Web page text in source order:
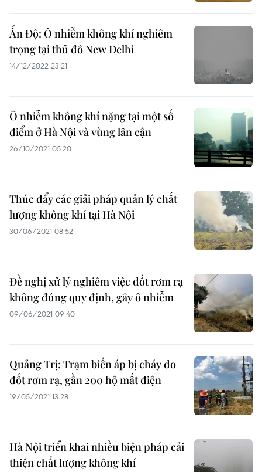
Ấn Độ: Ô nhiễm không khí nghiêm
trọng tại thủ đô New Delhi
14/12/2022 23:21
Ô nhiễm không khí nặng tại một số
điểm ở Hà Nội và vùng lân cận
26/10/2021 05:20
Thúc đẩy các giải pháp quản lý chất
lượng không khí tại Hà Nội
30/06/2021 08:52
Đề nghị xử lý nghiêm việc đốt rơm rạ
không đúng quy định, gây ô nhiễm
09/06/2021 09:40
Quảng Trị: Trạm biến áp bị cháy do
đốt rơm rạ, gần 200 hộ mất điện
19/05/2021 13:28
Hà Nội triển khai nhiều biện pháp cải
thiện chất lượng không khí